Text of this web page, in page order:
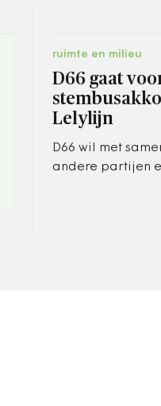
ruimte en milieu
D66 gaat
Lelylijn
D66 wil met
andere partijen